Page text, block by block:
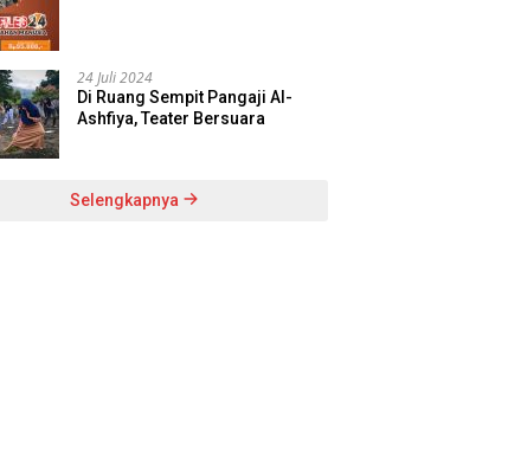
24 Juli 2024
Di Ruang Sempit Pangaji Al-
Ashfiya, Teater Bersuara
Selengkapnya